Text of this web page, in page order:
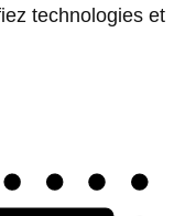
technologies et